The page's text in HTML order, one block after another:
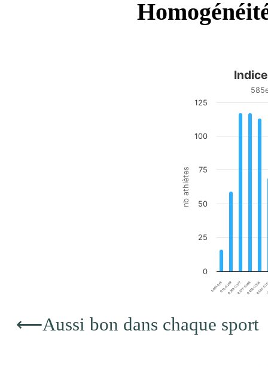
Indice d homogénéité
Bar chart with 20 bars.
585e/596 - top 98.15%
The chart has 1 X axis
nb athlètes
0.051-0.16 0.269-0.377 0.486-0.595
0.16-0.269 0.377-0.486 0.595-
0
25
50
75
100
125
⟵Aussi bon dans chaque